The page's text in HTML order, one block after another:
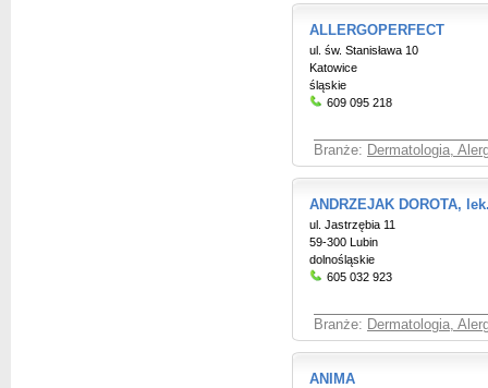
ALLERGOPERFECT
ul. św. Stanisława 10
Katowice
śląskie
609 095 218
Branże: Dermatologia,
ANDRZEJAK DOROTA,
ul. Jastrzębia 11
59-300 Lubin
dolnośląskie
605 032 923
Branże: Dermatologia,
ANIMA